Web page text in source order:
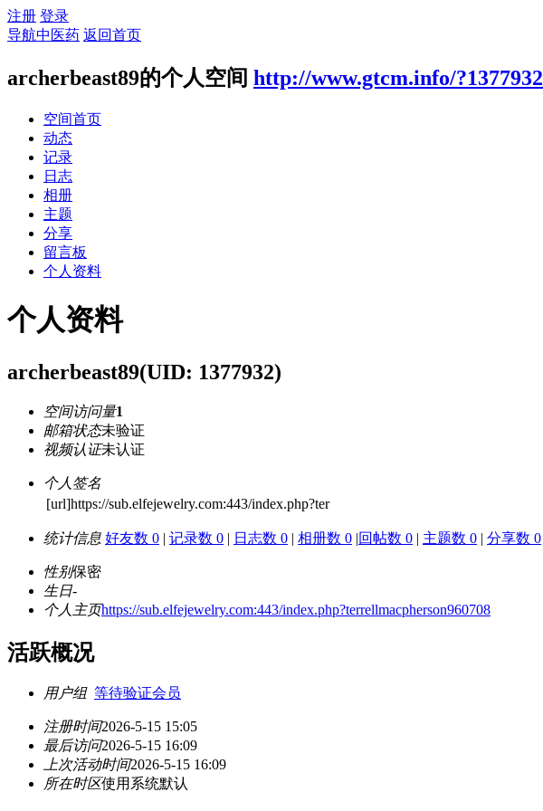
注册 登录
导航中医药 返回首页
archerbeast89的个人空间 http://www.gtcm.info/?1377932
空间首页
动态
记录
日志
相册
主题
分享
留言板
个人资料
个人资料
archerbeast89(UID: 1377932)
空间访问量1
邮箱状态未验证
视频认证未认证
个人签名
[url]https://sub.elfejewelry.com:443/index.php?ter
统计信息 好友数 0 | 记录数 0 | 日志数 0 | 相册数 0 |回帖数 0 | 主题数 0 | 分享数 0
性别保密
生日-
个人主页https://sub.elfejewelry.com:443/index.php?terrellmacpherson960708
活跃概况
用户组 等待验证会员
注册时间2026-5-15 15:05
最后访问2026-5-15 16:09
上次活动时间2026-5-15 16:09
所在时区使用系统默认